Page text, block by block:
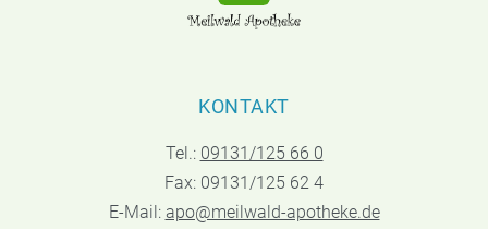
KONTAKT
Tel.: 09131/125 66 0
Fax: 09131/125 62 4
E-Mail: apo@meilwald-apotheke.de